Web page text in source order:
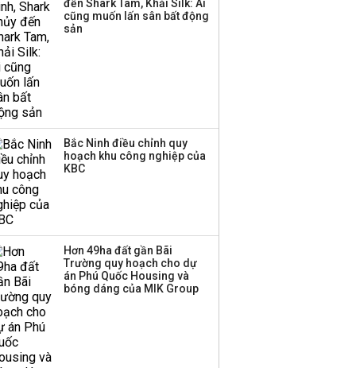
Thị trường thường
đến Shark Tam, Khải Silk: Ai
cũng muốn lấn sân bất động
sản
Bắc Ninh điều chỉnh quy
hoạch khu công nghiệp của
KBC
Hơn 49ha đất gần Bãi
Trường quy hoạch cho dự
án Phú Quốc Housing và
bóng dáng của MIK Group